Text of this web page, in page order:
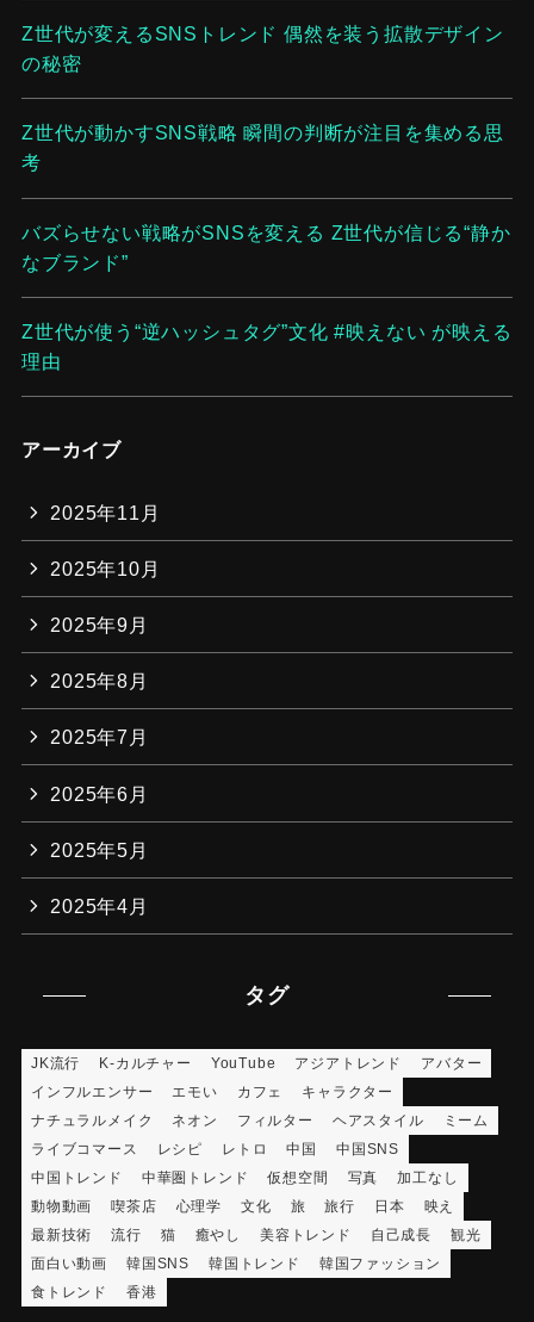
Z世代が変えるSNSトレンド 偶然を装う拡散デザイン
の秘密
Z世代が動かすSNS戦略 瞬間の判断が注目を集める思
考
バズらせない戦略がSNSを変える Z世代が信じる“静か
なブランド”
Z世代が使う“逆ハッシュタグ”文化 #映えない が映える
理由
アーカイブ
2025年11月
2025年10月
2025年9月
2025年8月
2025年7月
2025年6月
2025年5月
2025年4月
タグ
JK流行 K-カルチャー YouTube アジアトレンド
アバター
インフルエンサー
エモい カフェ
キャラクター
ナチュラルメイク
ネオン フィルター ヘアスタイル
ミーム
ライブコマース
レシピ レトロ 中国
中国SNS
中国トレンド
中華圏トレンド 仮想空間 写真
加工なし
動物動画
喫茶店 心理学 文化 旅 旅行 日本
映え
最新技術
流行 猫 癒やし 美容トレンド 自己成長
観光
面白い動画
韓国SNS 韓国トレンド
韓国ファッション
食トレンド
香港